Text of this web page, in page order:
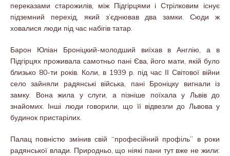
переказами старожилів, між Підгірцями і Стрілковим існує
підземний перехід, який з’єднював два замки. Сюди ж
ховалися люди під час набігів татар.
Барон Юліан Броніцкий-молодший виїхав в Англію, а в
Підгірцях проживала самотньо пані Єва, його мати, якій було
близько 80-ти років. Коли, в 1939 р. під час ІІ Світової війни
село зайняли радянські війська, пані Броніцку вигнали із
замку. Вона жила у слуги, а пізніше поїхала у Львів до
знайомих. Інші люди говорили, що її відвезли до Львова у
будинок пристарілих.
Палац повністю змінив свій “професійний профіль” в роки
радянської влади. Природньо, що ніякі пани тут вже не жили: